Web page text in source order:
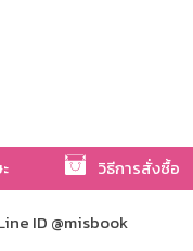
วิธีการสั่งซื้อ
ID @misbook